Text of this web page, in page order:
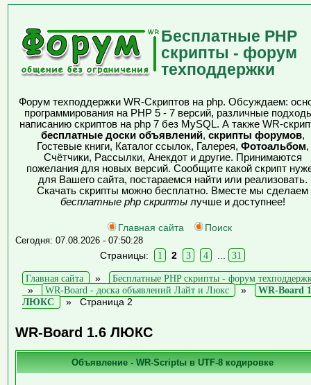
Бесплатные PHP
скрипты - форум
техподдержки
Форум техподдержки WR-Скриптов на php. Обсуждаем:
программирования на PHP 5 - 7 версий, различные
написанию скриптов на php 7 без MySQL. А также WR-
бесплатные доски объявлений, скрипты форумов,
Гостевые книги, Каталог ссылок, Галерея, Фотоальбом,
Счётчики, Рассылки, Анекдот и другие. Принимаются
пожелания для новых версий. Сообщите какой скрипт
для Вашего сайта, постараемся найти или реализовать.
Скачать скрипты можно бесплатно. Вместе мы сделаем
бесплатные php скриптылучше и доступнее!
Главная сайта Поиск
Сегодня: 07.08.2026 - 07:50:28
Страницы: 1 2 3 4 31
Главная сайта »
Бесплатные PHP скрипты - форум
»
WR-Board - доска объявлений Лайт и Люкс »
WR-Board
ЛЮКС
» Страница 2
WR-Board 1.6 ЛЮКС
Объявление - WR-Scriptы в UTF-8 кодировке